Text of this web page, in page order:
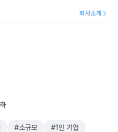
회사소개
#소규모
#1인 기업